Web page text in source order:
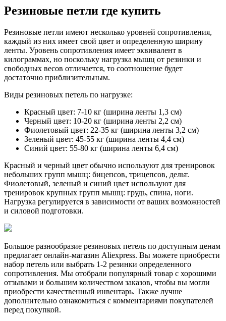
Резиновые петли где купить
Резиновые петли имеют несколько уровней сопротивления,
каждый из них имеет свой цвет и определенную ширину
ленты. Уровень сопротивления имеет эквивалент в
килограммах, но поскольку нагрузка мышц от резинки и
свободных весов отличается, то соотношение будет
достаточно приблизительным.
Виды резиновых петель по нагрузке:
Красный цвет: 7-10 кг (ширина ленты 1,3 см)
Черный цвет: 10-20 кг (ширина ленты 2,2 см)
Фиолетовый цвет: 22-35 кг (ширина ленты 3,2 см)
Зеленый цвет: 45-55 кг (ширина ленты 4,4 см)
Синий цвет: 55-80 кг (ширина ленты 6,4 см)
Красный и черный цвет обычно используют для тренировок
небольших групп мышц: бицепсов, трицепсов, дельт.
Фиолетовый, зеленый и синий цвет используют для
тренировок крупных групп мышц: грудь, спина, ноги.
Нагрузка регулируется в зависимости от ваших возможностей
и силовой подготовки.
Большое разнообразие резиновых петель по доступным ценам
предлагает онлайн-магазин Aliexpress. Вы можете приобрести
набор петель или выбрать 1-2 резинки определенного
сопротивления. Мы отобрали популярный товар с хорошими
отзывами и большим количеством заказов, чтобы вы могли
приобрести качественный инвентарь. Также лучше
дополнительно ознакомиться с комментариями покупателей
перед покупкой.